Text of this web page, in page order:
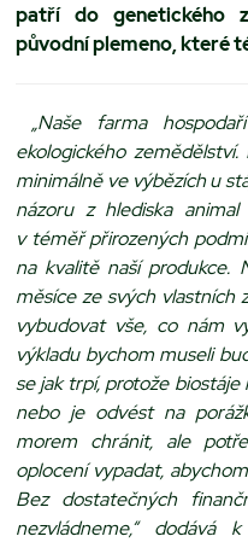
patří do genetického
původní plemeno, které
„Naše farma
ekologického
minimálně ve výbězích u
názoru z hlediska
v téměř přirozených
na kvalitě naší produkce.
měsíce ze svých vlastních
vybudovat vše, co nám
výkladu bychom museli
se jak trpí, protože
nebo je odvést na
morem chránit, ale
oplocení vypadat,
Bez dostatečných
nezvládneme,“ dodává